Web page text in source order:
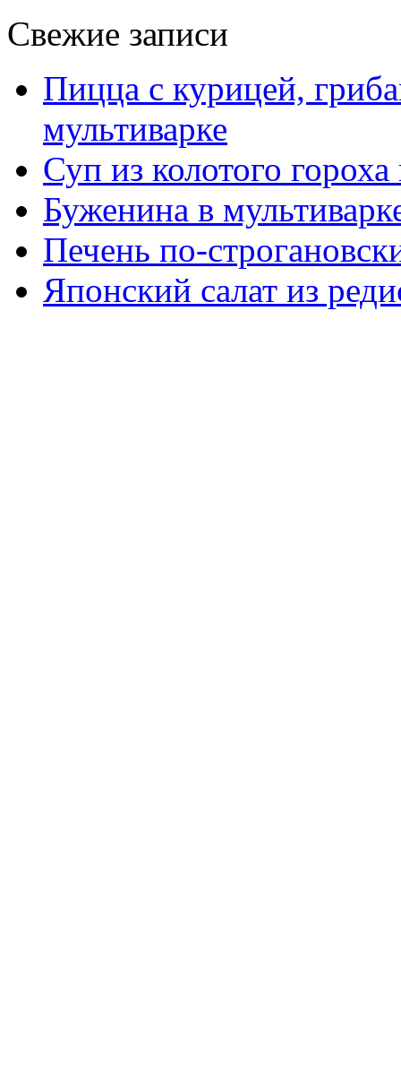
Свежие записи
Пицца с курицей,
мультиварке
Суп из колотого
Буженина в
Печень по-
Японский салат из